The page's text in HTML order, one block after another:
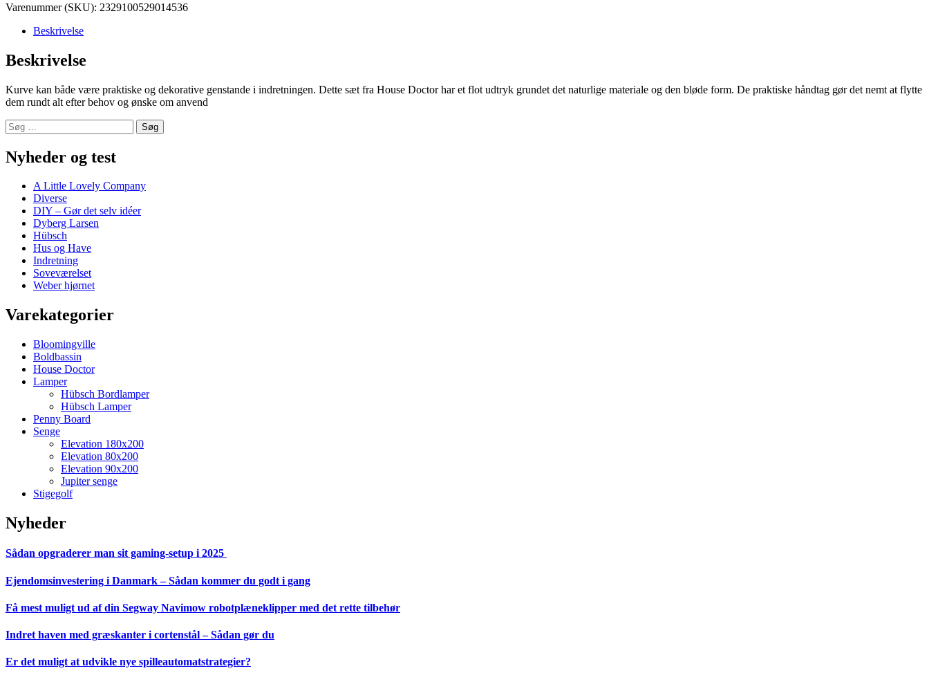
Varenummer (SKU): 2329100529014536
Beskrivelse
Beskrivelse
Kurve kan både være praktiske og dekorative genstande i indretningen. Dette sæt fra House Doctor har et flot udtryk grundet det naturlige materiale og den bløde form. De praktiske håndtag gør det nemt at flytte
dem rundt alt efter behov og ønske om anvend
Søg
efter:
Nyheder og test
A Little Lovely Company
Diverse
DIY – Gør det selv idéer
Dyberg Larsen
Hübsch
Hus og Have
Indretning
Soveværelset
Weber hjørnet
Varekategorier
Bloomingville
Boldbassin
House Doctor
Lamper
Hübsch Bordlamper
Hübsch Lamper
Penny Board
Senge
Elevation 180x200
Elevation 80x200
Elevation 90x200
Jupiter senge
Stigegolf
Nyheder
Sådan opgraderer man sit gaming-setup i 2025
Ejendomsinvestering i Danmark – Sådan kommer du godt i gang
Få mest muligt ud af din Segway Navimow robotplæneklipper med det rette tilbehør
Indret haven med græskanter i cortenstål – Sådan gør du
Er det muligt at udvikle nye spilleautomatstrategier?